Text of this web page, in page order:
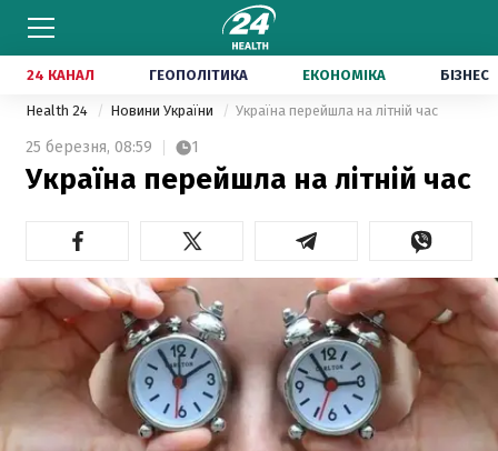
24 КАНАЛ ГЕОПОЛІТИКА ЕКОНОМІКА БІЗНЕС
Health 24 Новини України Україна перейшла на літній час
25 березня, 08:59 1
Україна перейшла на літній час